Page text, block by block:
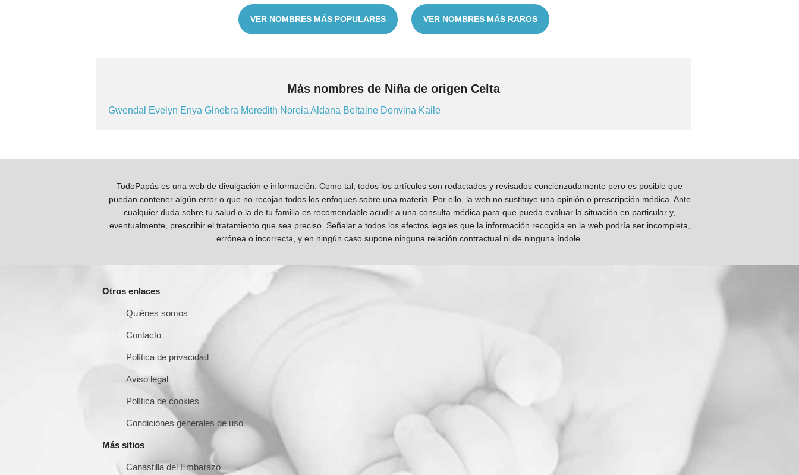
VER NOMBRES MÁS POPULARES VER NOMBRES MÁS RAROS
Más nombres de Niña de origen Celta
Gwendal Evelyn Enya Ginebra Meredith Noreia Aldana Beltaine Donvina Kaile
TodoPapás es una web de divulgación e información. Como tal, todos los artículos son redactados y revisados concienzudamente pero es posible que
puedan contener algún error o que no recojan todos los enfoques sobre una materia. Por ello, la web no sustituye una opinión o prescripción médica. Ante
cualquier duda sobre tu salud o la de tu familia es recomendable acudir a una consulta médica para que pueda evaluar la situación en particular y,
eventualmente, prescribir el tratamiento que sea preciso. Señalar a todos los efectos legales que la información recogida en la web podría ser incompleta,
errónea o incorrecta, y en ningún caso supone ninguna relación contractual ni de ninguna índole.
Otros enlaces
Quiénes somos
Contacto
Política de privacidad
Aviso legal
Política de cookies
Condiciones generales de uso
Más sitios
Canastilla del Embarazo